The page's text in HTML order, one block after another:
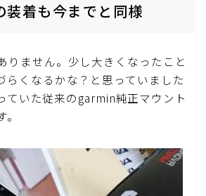
着も今までと同様
りません。少し大きくなったこと
らくなるかな？と思っていました
ていた従来のgarmin純正マウント